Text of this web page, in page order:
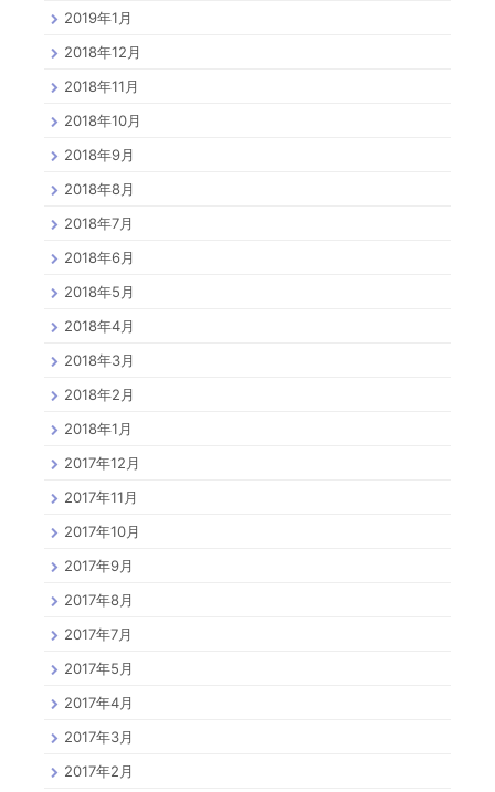
2019年1月
2018年12月
2018年11月
2018年10月
2018年9月
2018年8月
2018年7月
2018年6月
2018年5月
2018年4月
2018年3月
2018年2月
2018年1月
2017年12月
2017年11月
2017年10月
2017年9月
2017年8月
2017年7月
2017年5月
2017年4月
2017年3月
2017年2月